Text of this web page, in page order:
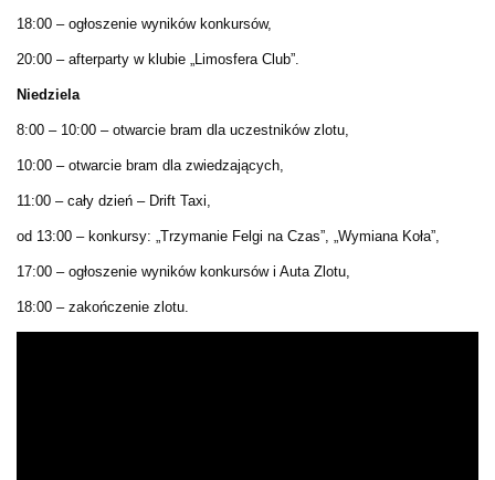
18:00 – ogłoszenie wyników konkursów,
20:00 – afterparty w klubie „Limosfera Club”.
Niedziela
8:00 – 10:00 – otwarcie bram dla uczestników zlotu,
10:00 – otwarcie bram dla zwiedzających,
11:00 – cały dzień – Drift Taxi,
od 13:00 – konkursy: „Trzymanie Felgi na Czas”, „Wymiana Koła”,
17:00 – ogłoszenie wyników konkursów i Auta Zlotu,
18:00 – zakończenie zlotu.